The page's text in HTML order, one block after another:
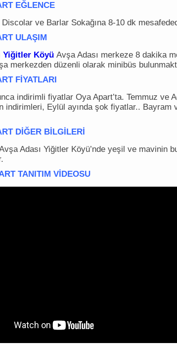
EĞLENCE
Discolar ve Barlar Sokağına 8-10 dk
ULAŞIM
Yiğitler Köyü Avşa Adası merkeze 8 dakika
merkezden düzenli olarak minibüs
FİYATLARI
indirimli fiyatlar Oya Apart’ta. Temmuz ve
indirimleri, Eylül ayında şok fiyatlar.. Bayram
DİĞER BİLGİLERİ
Adası Yiğitler Köyü’nde yeşil ve mavinin
TANITIM VİDEOSU